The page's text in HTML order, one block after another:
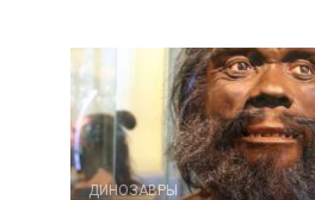
ДИНОЗАВРЫ